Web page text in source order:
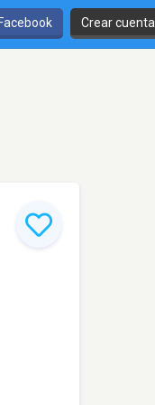
Crear cuenta